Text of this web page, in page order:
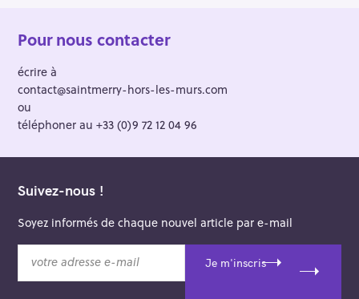
Pour nous contacter
écrire à
contact@saintmerry-hors-les-murs.com
ou
téléphoner au +33 (0)9 72 12 04 96
Suivez-nous !
Soyez informés de chaque nouvel article par e-mail
t
Je m'inscris